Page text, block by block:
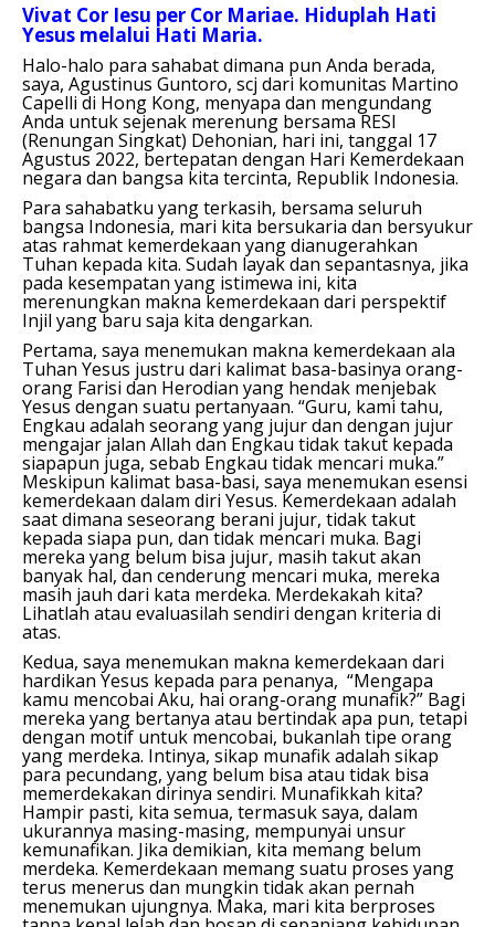
Vivat Cor Iesu per Cor Mariae. Hiduplah Hati
Yesus melalui Hati Maria.
Halo-halo para sahabat dimana pun Anda berada,
saya, Agustinus Guntoro, scj dari komunitas Martino
Capelli di Hong Kong, menyapa dan mengundang
Anda untuk sejenak merenung bersama RESI
(Renungan Singkat) Dehonian, hari ini, tanggal 17
Agustus 2022, bertepatan dengan Hari Kemerdekaan
negara dan bangsa kita tercinta, Republik Indonesia.
Para sahabatku yang terkasih, bersama seluruh
bangsa Indonesia, mari kita bersukaria dan bersyukur
atas rahmat kemerdekaan yang dianugerahkan
Tuhan kepada kita. Sudah layak dan sepantasnya, jika
pada kesempatan yang istimewa ini, kita
merenungkan makna kemerdekaan dari perspektif
Injil yang baru saja kita dengarkan.
Pertama, saya menemukan makna kemerdekaan ala
Tuhan Yesus justru dari kalimat basa-basinya orang-
orang Farisi dan Herodian yang hendak menjebak
Yesus dengan suatu pertanyaan. “Guru, kami tahu,
Engkau adalah seorang yang jujur dan dengan jujur
mengajar jalan Allah dan Engkau tidak takut kepada
siapapun juga, sebab Engkau tidak mencari muka.”
Meskipun kalimat basa-basi, saya menemukan esensi
kemerdekaan dalam diri Yesus. Kemerdekaan adalah
saat dimana seseorang berani jujur, tidak takut
kepada siapa pun, dan tidak mencari muka. Bagi
mereka yang belum bisa jujur, masih takut akan
banyak hal, dan cenderung mencari muka, mereka
masih jauh dari kata merdeka. Merdekakah kita?
Lihatlah atau evaluasilah sendiri dengan kriteria di
atas.
Kedua, saya menemukan makna kemerdekaan dari
hardikan Yesus kepada para penanya, “Mengapa
kamu mencobai Aku, hai orang-orang munafik?” Bagi
mereka yang bertanya atau bertindak apa pun, tetapi
dengan motif untuk mencobai, bukanlah tipe orang
yang merdeka. Intinya, sikap munafik adalah sikap
para pecundang, yang belum bisa atau tidak bisa
memerdekakan dirinya sendiri. Munafikkah kita?
Hampir pasti, kita semua, termasuk saya, dalam
ukurannya masing-masing, mempunyai unsur
kemunafikan. Jika demikian, kita memang belum
merdeka. Kemerdekaan memang suatu proses yang
terus menerus dan mungkin tidak akan pernah
menemukan ujungnya. Maka, mari kita berproses